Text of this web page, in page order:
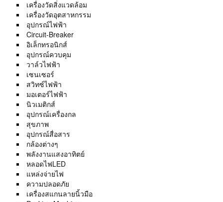
เครื่องวัดสิ่งแวดล้อม
เครื่องวัดอุตสาหกรรม
อุปกรณ์ไฟฟ้า
Circuit-Breaker
อิเล็กทรอนิกส์
อุปกรณ์ควบคุม
วาล์วไฟฟ้า
เซนเซอร์
สวิทซ์ไฟฟ้า
มอเตอร์ไฟฟ้า
นิวเมติกส์
อุปกรณ์เครื่องกล
สุขภาพ
อุปกรณ์สื่อสาร
กล้องต่างๆ
พลังงานแสงอาทิตย์
หลอดไฟLED
แหล่งจ่ายไฟ
ความปลอดภัย
เครื่องสแกนลายนิ้วมือ